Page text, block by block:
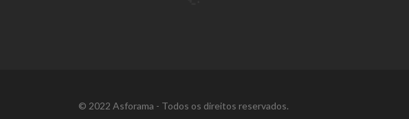
© 2022 Asforama - Todos os direitos reservados.